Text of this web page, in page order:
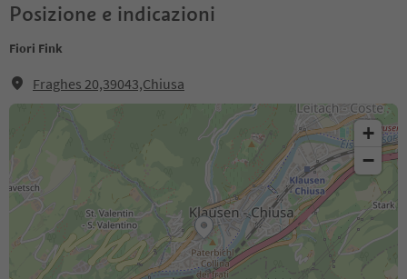
Posizione e indicazioni
Fiori Fink
Fraghes 20,39043,Chiusa
+
−